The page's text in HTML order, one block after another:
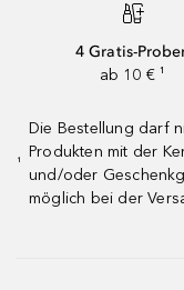
4 Gratis-
ab 10 € ¹
¹
Die Bestellung darf
Produkten mit der
und/oder
möglich bei der